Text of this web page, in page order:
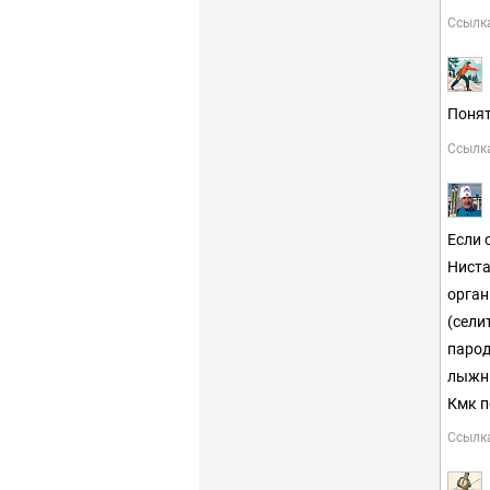
Если
Кмк